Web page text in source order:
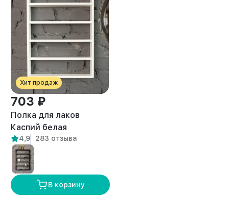
Хит продаж
703 ₽
Полка для лаков
Каспий белая
4,9 283 отзыва
В корзину